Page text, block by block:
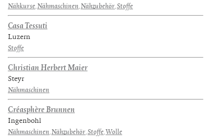
Nähkurse,Nähmaschinen,Nähzubehör,Stoffe
Casa Tessuti
Luzern
Stoffe
Christian Herbert Maier
Steyr
Nähmaschinen
Créasphère Brunnen
Ingenbohl
Nähmaschinen,Nähzubehör,Stoffe,Wolle